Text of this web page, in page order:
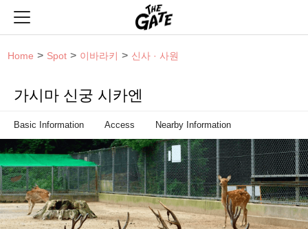
Home Spot 이바라키 신사 · 사원
가시마 신궁 시카엔
Basic Information Access Nearby Information